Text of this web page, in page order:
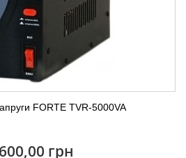
FORTE TVR-5000VA
грн